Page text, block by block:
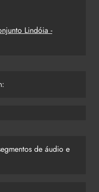
Lindóia -
de áudio e